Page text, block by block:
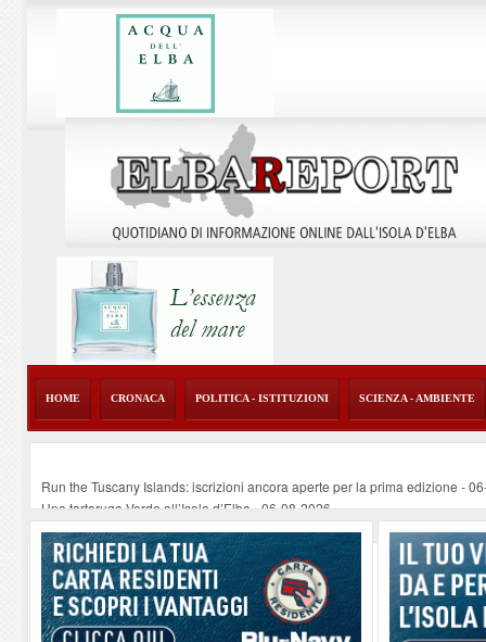
HOME CRONACA POLITICA - ISTITUZIONI SCIENZA - AMBIENTE
Run the Tuscany Islands: iscrizioni ancora aperte per la prima edizione -
Una tartaruga Verde all’Isola d’Elba-06-08-2026
Furgone in fiamme a Capoliveri, illeso il conducente-06-08-2026
Campo: chiusura della biblioteca comunale in occasione del Santo Patrono
A Carpani si apre la Festa di Liberazione: il programma della prima serata-